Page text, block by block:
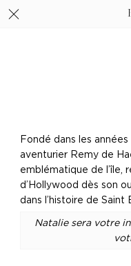
Fondé dans les
aventurier Remy de
emblématique de l’île,
d’Hollywood dès son
dans l’histoire de Saint
Natalie sera votre